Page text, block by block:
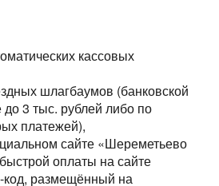
кассовых
шлагбаумов (банковской
до 3 тыс. рублей либо по
платежей),
сайте «Шереметьево
оплаты на сайте
код, размещённый на